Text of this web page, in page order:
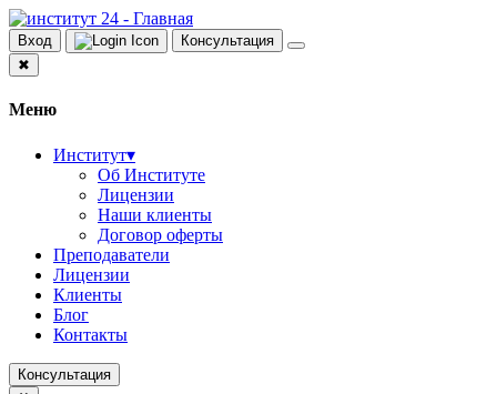
Вход
Консультация
✖
Меню
Институт▾
Об Институте
Лицензии
Наши клиенты
Договор оферты
Преподаватели
Лицензии
Клиенты
Блог
Контакты
Консультация